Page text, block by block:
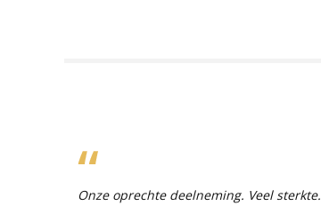
Onze oprechte deelneming. Veel sterkte.